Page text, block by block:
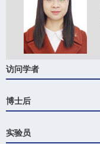
访问学者
博士后
实验员